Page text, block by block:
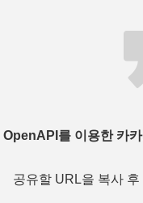
OpenAPI를 이용한 카
공유할 URL을 복사